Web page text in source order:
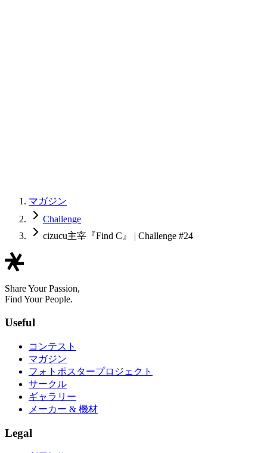
マガジン
Challenge
cizucu主宰『Find C』 | Challenge #24
Share Your Passion,
Find Your People.
Useful
コンテスト
マガジン
フォトポスタープロジェクト
サークル
ギャラリー
メーカー & 機材
Legal